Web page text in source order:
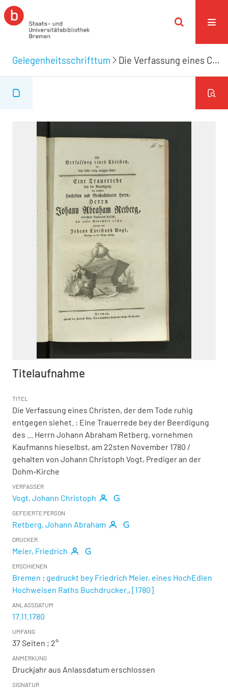
Gelegenheitsschrifttum Die Verfassung eines Christen, der dem Tode ruhig entgegen siehet.
Titelaufnahme
TITEL
Die Verfassung eines Christen, der dem Tode ruhig
entgegen siehet. : Eine Trauerrede bey der Beerdigung
des ... Herrn Johann Abraham Retberg, vornehmen
Kaufmanns hieselbst, am 22sten November 1780 /
gehalten von Johann Christoph Vogt, Prediger an der
Dohm-Kirche
VERFASSER
Vogt, Johann Christoph
GEFEIERTE PERSON
Retberg, Johann Abraham
DRUCKER
Meier, Friedrich
ERSCHIENEN
Bremen : gedruckt bey Friedrich Meier, eines HochEdlen
Hochweisen Raths Buchdrucker. , [1780]
ANLASSDATUM
17.11.1780
UMFANG
37 Seiten ; 2°
ANMERKUNG
Druckjahr aus Anlassdatum erschlossen
SIGNATUR